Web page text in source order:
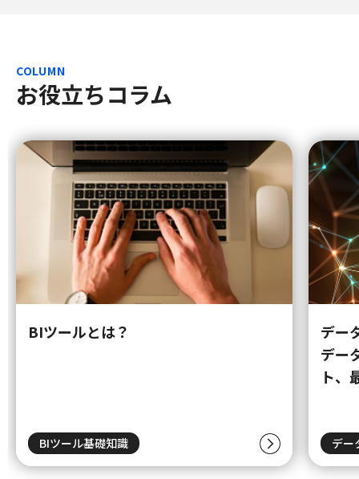
COLUMN
お役立ちコラム
BIツールとは？
BIツール基礎知識
デー
デー
ト、
デー